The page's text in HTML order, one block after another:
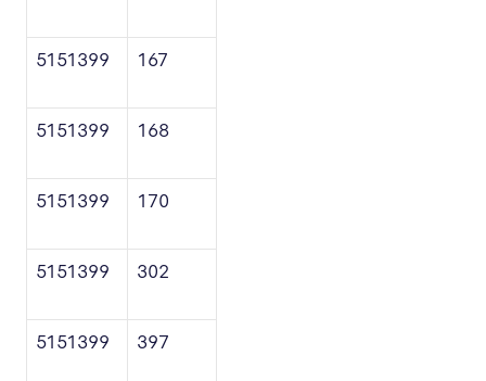
5151399 167
5151399 168
5151399 170
5151399 302
5151399 397